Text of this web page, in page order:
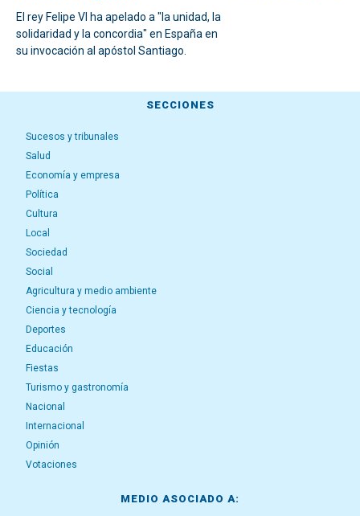
El rey Felipe VI ha apelado a "la unidad, la
solidaridad y la concordia" en España en
su invocación al apóstol Santiago.
SECCIONES
Sucesos y tribunales
Salud
Economía y empresa
Política
Cultura
Local
Sociedad
Social
Agricultura y medio ambiente
Ciencia y tecnología
Deportes
Educación
Fiestas
Turismo y gastronomía
Nacional
Internacional
Opinión
Votaciones
MEDIO ASOCIADO A: